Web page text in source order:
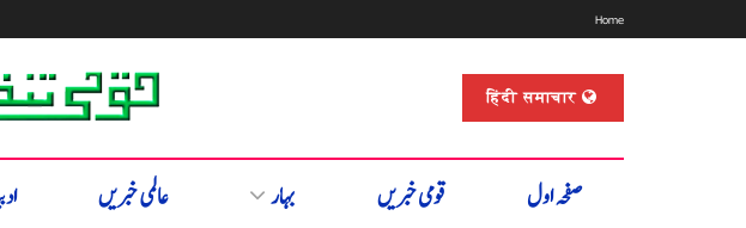
Home
हिंदी समाचार
صفحہ اول قومی خبریں بہار عالمی خبریں